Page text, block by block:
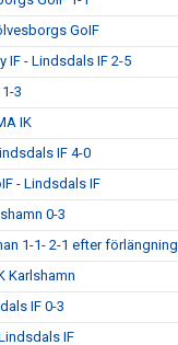
GoIF
IF - Lindsdals IF 2-5
3
IK
IF 4-0
- Lindsdals IF
0-3
1-1- 2-1 efter förlängning
Karlshamn
IF 0-3
IF